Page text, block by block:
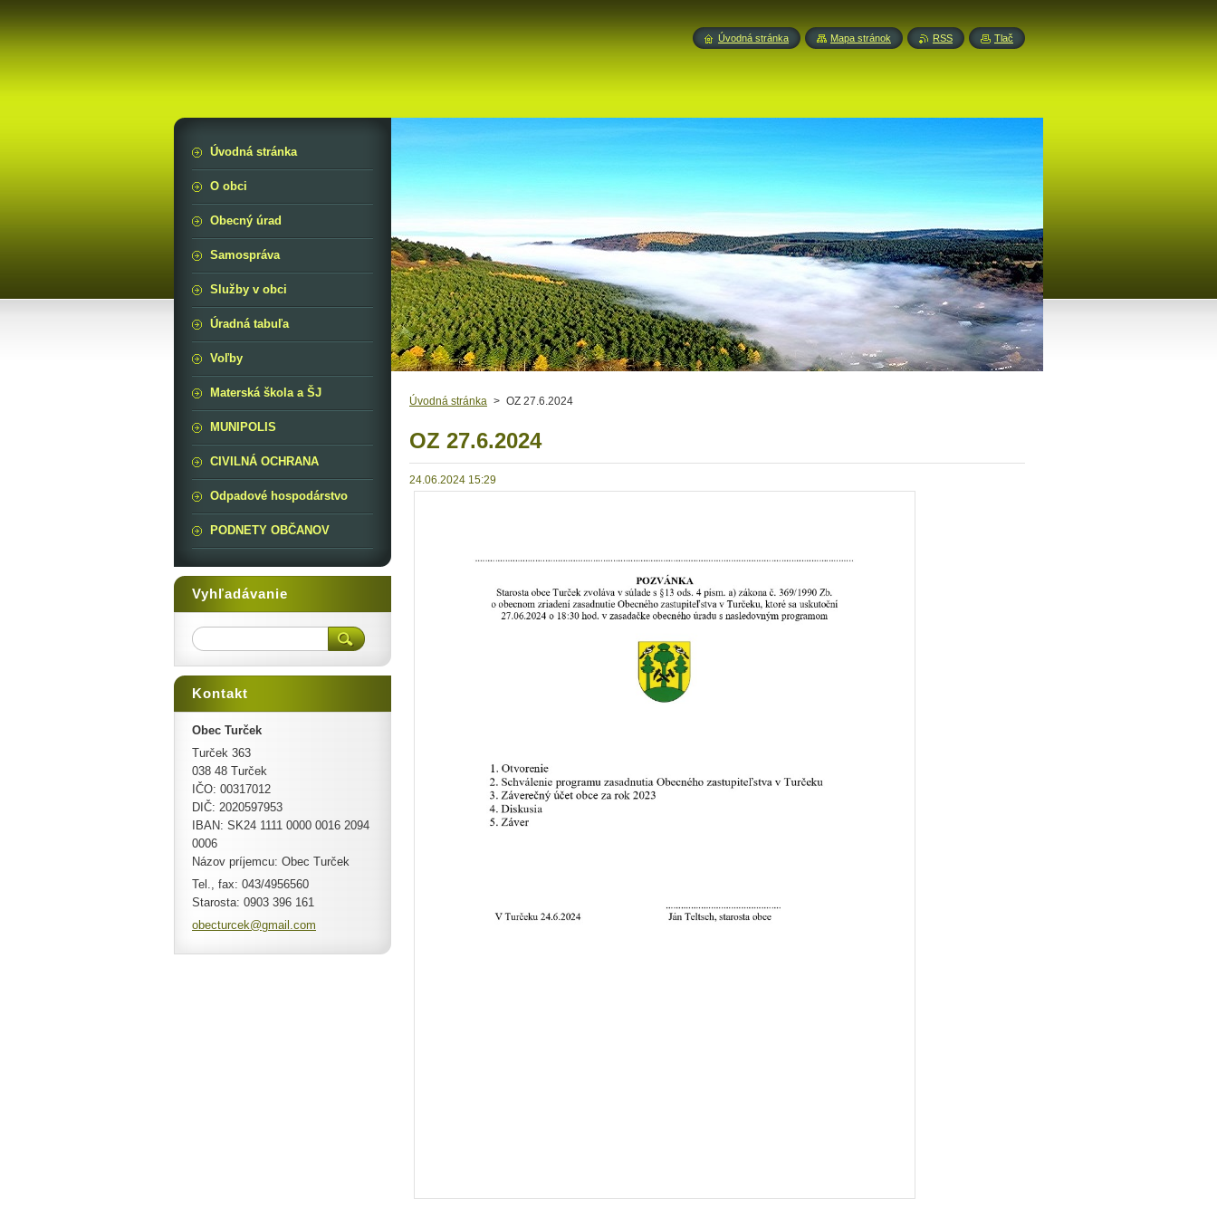
Úvodná stránka > OZ 27.6.2024
OZ 27.6.2024
24.06.2024 15:29
Úvodná stránka
O obci
Obecný úrad
Samospráva
Služby v obci
Úradná tabuľa
Voľby
Materská škola a ŠJ
MUNIPOLIS
CIVILNÁ OCHRANA
Odpadové hospodárstvo
PODNETY OBČANOV
Vyhľadávanie
Kontakt
Obec Turček
Turček 363
038 48 Turček
IČO: 00317012
DIČ: 2020597953
IBAN: SK24 1111 0000 0016 2094
0006
Názov príjemcu: Obec Turček
Tel., fax: 043/4956560
Starosta: 0903 396 161
obecturcek@gmail .com
Úvodná stránka Mapa stránok RSS Tlač